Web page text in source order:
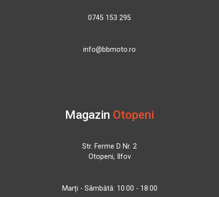
0745 153 295
info@bbmoto.ro
Magazin Otopeni
Str. Ferme D Nr. 2
Otopeni, Ilfov
Marți - Sâmbătă: 10:00 - 18:00